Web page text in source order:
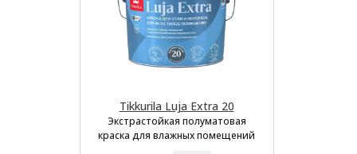
Tikkurila Luja Extra 20
Экстрастойкая полуматовая
краска для влажных помещений